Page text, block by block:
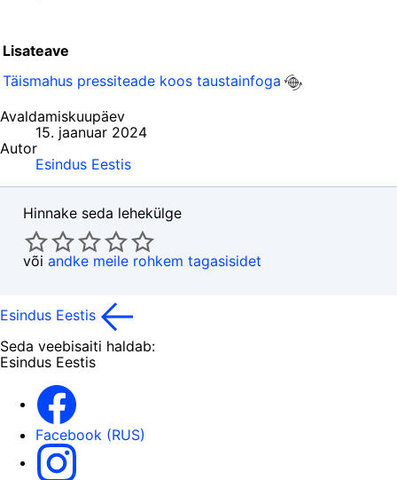
Lisateave
Täismahus pressiteade koos taustainfoga
Avaldamiskuupäev
15. jaanuar 2024
Autor
Esindus Eestis
Hinnake seda lehekülge
või andke meile rohkem tagasisidet
Esindus Eestis
Seda veebisaiti haldab:
Esindus Eestis
Facebook (RUS)